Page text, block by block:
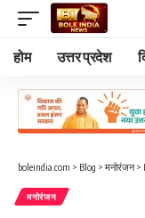
होम उत्तर प्रदेश
boleindia.com > Blog > मनोरंजन>
मनोरंजन